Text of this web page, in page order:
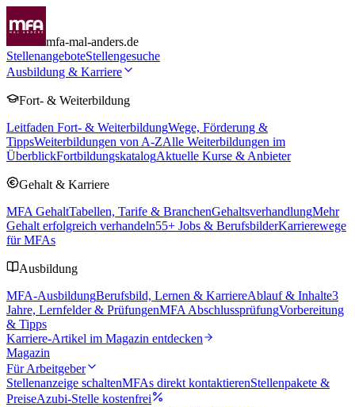
mfa-mal-anders.de
StellenangeboteStellengesuche
Ausbildung & Karriere
Fort- & Weiterbildung
Leitfaden Fort- & WeiterbildungWege, Förderung &
TippsWeiterbildungen von A-ZAlle Weiterbildungen im
ÜberblickFortbildungskatalogAktuelle Kurse & Anbieter
Gehalt & Karriere
MFA GehaltTabellen, Tarife & BranchenGehaltsverhandlungMehr
Gehalt erfolgreich verhandeln55+ Jobs & BerufsbilderKarrierewege
für MFAs
Ausbildung
MFA-AusbildungBerufsbild, Lernen & KarriereAblauf & Inhalte3
Jahre, Lernfelder & PrüfungenMFA AbschlussprüfungVorbereitung
& Tipps
Karriere-Artikel im Magazin entdecken
Magazin
Für Arbeitgeber
Stellenanzeige schaltenMFAs direkt kontaktierenStellenpakete &
PreiseAzubi-Stelle kostenfrei